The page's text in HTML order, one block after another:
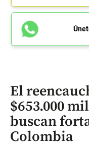
El
$653.000
buscan
Colombia